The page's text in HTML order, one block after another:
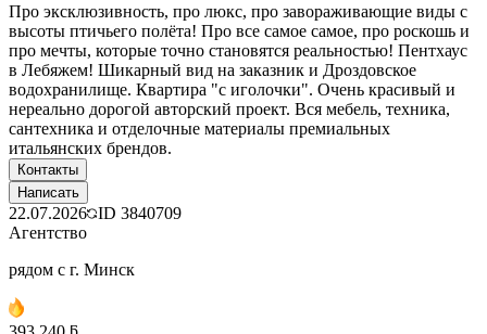
Про эксклюзивность, про люкс, про завораживающие виды с
высоты птичьего полёта! Про все самое самое, про роскошь и
про мечты, которые точно становятся реальностью! Пентхаус
в Лебяжем! Шикарный вид на заказник и Дроздовское
водохранилище. Квартира "с иголочки". Очень красивый и
нереально дорогой авторский проект. Вся мебель, техника,
сантехника и отделочные материалы премиальных
итальянских брендов.
Контакты
Написать
22.07.2026 ID 3840709
Агентство
рядом с г. Минск